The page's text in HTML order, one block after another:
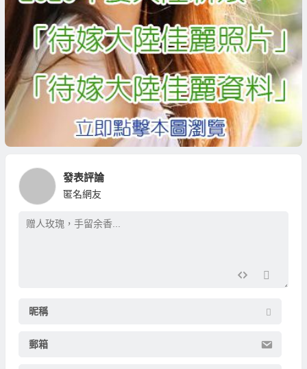
發表評論
匿名網友
昵稱
郵箱